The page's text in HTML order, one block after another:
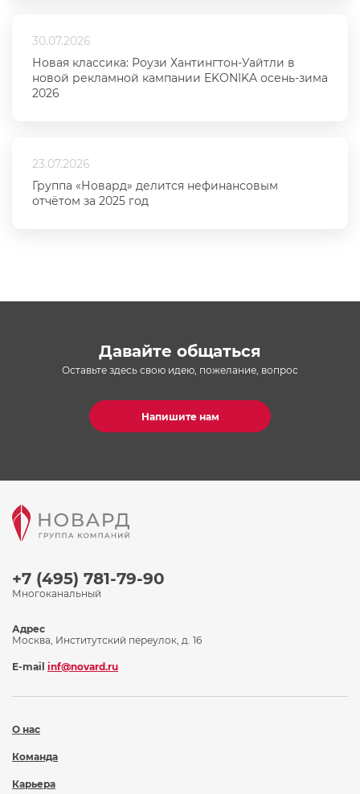
30.07.2026
Новая классика: Роузи Хантингтон-Уайтли в
новой рекламной кампании EKONIKA осень-зима
2026
23.07.2026
Группа «Новард» делится нефинансовым
отчётом за 2025 год
Давайте общаться
Оставьте здесь свою идею, пожелание, вопрос
Напишите нам
+7 (495) 781-79-90
Многоканальный
О нас
Команда
Карьера
Адрес
Москва, Институтский переулок, д. 16
E-mail inf@novard.ru